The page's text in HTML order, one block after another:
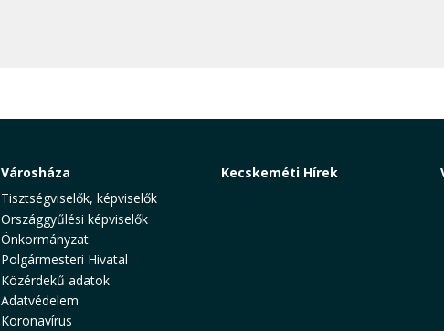
Városháza
Tisztségviselők, képviselők
Országgyűlési képviselők
Önkormányzat
Polgármesteri Hivatal
Közérdekű adatok
Adatvédelem
Koronavírus
Kecskeméti Hírek